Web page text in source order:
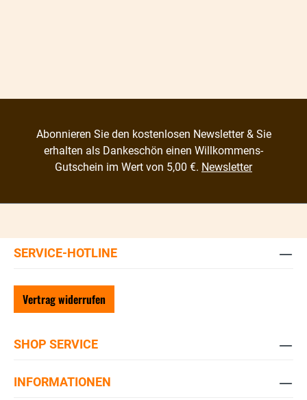
Abonnieren Sie den kostenlosen Newsletter & Sie
erhalten als Dankeschön einen Willkommens-
Gutschein im Wert von 5,00 €. Newsletter
SERVICE-HOTLINE
Vertrag widerrufen
SHOP SERVICE
INFORMATIONEN